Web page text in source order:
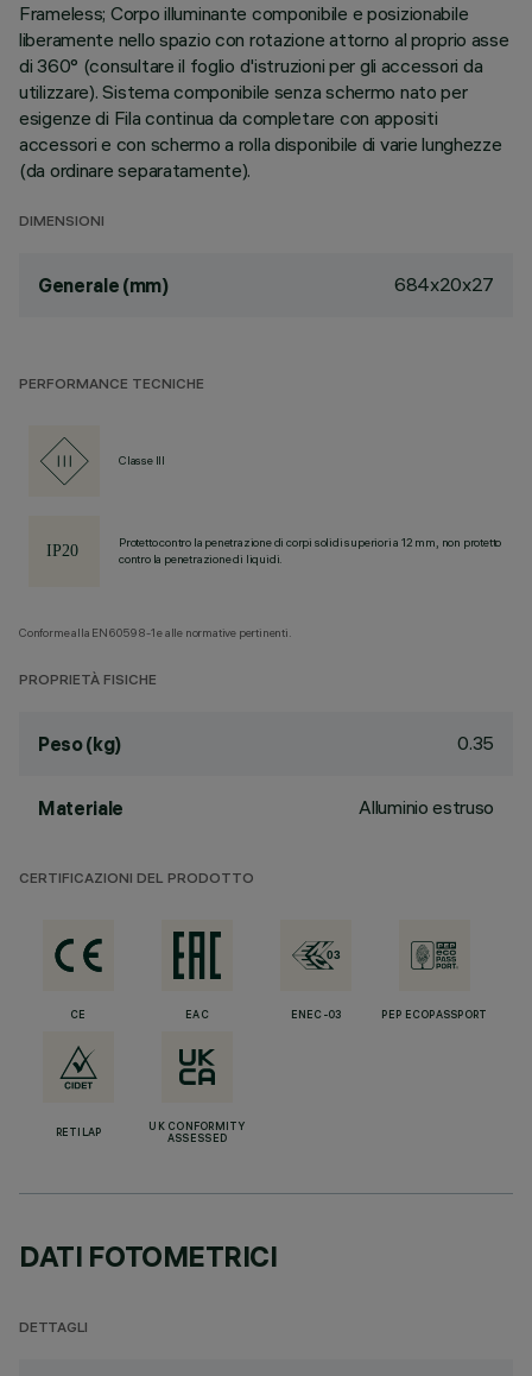
Frameless; Corpo illuminante componibile e posizionabile
liberamente nello spazio con rotazione attorno al proprio asse
di 360° (consultare il foglio d'istruzioni per gli accessori da
utilizzare). Sistema componibile senza schermo nato per
esigenze di Fila continua da completare con appositi
accessori e con schermo a rolla disponibile di varie lunghezze
(da ordinare separatamente).
DIMENSIONI
Generale (mm) 684x20x27
PERFORMANCE TECNICHE
Classe III
Protetto contro la penetrazione di corpi solidi superiori a 12 mm, non protetto
contro la penetrazione di liquidi.
Conforme alla EN60598-1 e alle normative pertinenti.
PROPRIETÀ FISICHE
Peso (kg) 0.35
Materiale Alluminio estruso
CERTIFICAZIONI DEL PRODOTTO
CE EAC ENEC-03 PEP ECOPASSPORT
RETILAP
UK CONFORMITY
ASSESSED
DATI FOTOMETRICI
DETTAGLI